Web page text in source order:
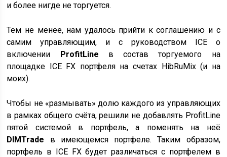
и более нигде не торгуется.
Тем не менее, нам удалось прийти к соглашению и с
самим управляющим, и с руководством ICE о
включении ProfitLine в состав торгуемого на
площадке ICE FX портфеля на счетах HibRuMix (и на
моих).
Чтобы не «размывать» долю каждого из управляющих
в рамках общего счёта, решили не добавлять ProfitLine
пятой системой в портфель, а поменять на неё
DIMTrade в имеющемся портфеле. Таким образом,
портфель в ICE FX будет различаться с портфелем в